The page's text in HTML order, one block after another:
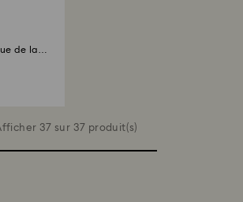
de la
37 sur 37 produit(s)